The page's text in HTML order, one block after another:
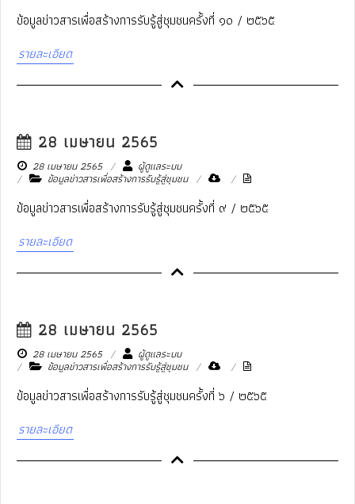
ข้อมูลข่าวสารเพื่อสร้างการรับรู้สู่ชุมชนครั้งที่ ๑๐ / ๒๕๖๕
รายละเอียด
28 เมษายน 2565
28 เมษายน 2565 ผู้ดูแลระบบ
ข้อมูลข่าวสารเพื่อสร้างการรับรู้สู่ชุมชน
ข้อมูลข่าวสารเพื่อสร้างการรับรู้สู่ชุมชนครั้งที่ ๙ / ๒๕๖๕
รายละเอียด
28 เมษายน 2565
28 เมษายน 2565 ผู้ดูแลระบบ
ข้อมูลข่าวสารเพื่อสร้างการรับรู้สู่ชุมชน
ข้อมูลข่าวสารเพื่อสร้างการรับรู้สู่ชุมชนครั้งที่ ๖ / ๒๕๖๕
รายละเอียด